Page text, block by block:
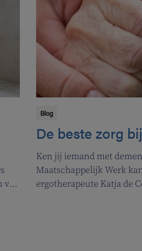
van
Blog
De beste zorg
Ken jij iemand met
Maatschappelijk Werk
ergotherapeute Katja de